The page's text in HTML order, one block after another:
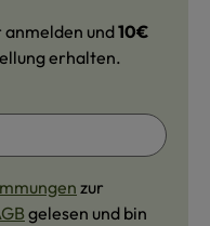
und10€
erhalten.
zur
gelesen und bin